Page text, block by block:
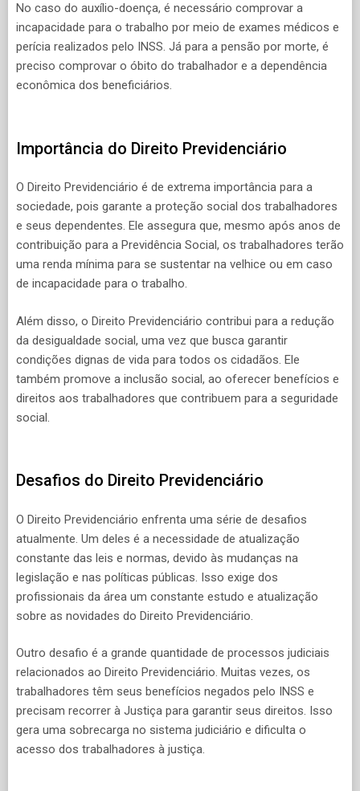
No caso do auxílio-doença, é necessário comprovar a
incapacidade para o trabalho por meio de exames médicos e
perícia realizados pelo INSS. Já para a pensão por morte, é
preciso comprovar o óbito do trabalhador e a dependência
econômica dos beneficiários.
Importância do Direito Previdenciário
O Direito Previdenciário é de extrema importância para a
sociedade, pois garante a proteção social dos trabalhadores
e seus dependentes. Ele assegura que, mesmo após anos de
contribuição para a Previdência Social, os trabalhadores terão
uma renda mínima para se sustentar na velhice ou em caso
de incapacidade para o trabalho.
Além disso, o Direito Previdenciário contribui para a redução
da desigualdade social, uma vez que busca garantir
condições dignas de vida para todos os cidadãos. Ele
também promove a inclusão social, ao oferecer benefícios e
direitos aos trabalhadores que contribuem para a seguridade
social.
Desafios do Direito Previdenciário
O Direito Previdenciário enfrenta uma série de desafios
atualmente. Um deles é a necessidade de atualização
constante das leis e normas, devido às mudanças na
legislação e nas políticas públicas. Isso exige dos
profissionais da área um constante estudo e atualização
sobre as novidades do Direito Previdenciário.
Outro desafio é a grande quantidade de processos judiciais
relacionados ao Direito Previdenciário. Muitas vezes, os
trabalhadores têm seus benefícios negados pelo INSS e
precisam recorrer à Justiça para garantir seus direitos. Isso
gera uma sobrecarga no sistema judiciário e dificulta o
acesso dos trabalhadores à justiça.